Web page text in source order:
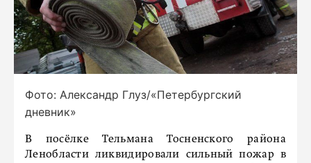
Фото: Александр Глуз/«Петербургский
дневник»
В посёлке Тельмана Тосненского района
Ленобласти ликвидировали сильный пожар в